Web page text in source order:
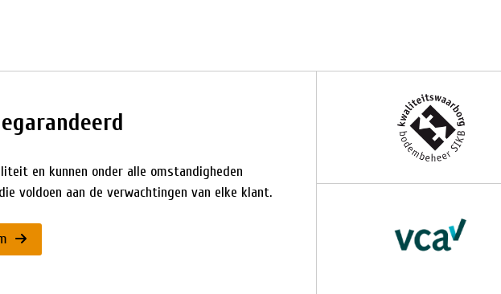
en kunnen onder alle omstandigheden
voldoen aan de verwachtingen van elke klant.